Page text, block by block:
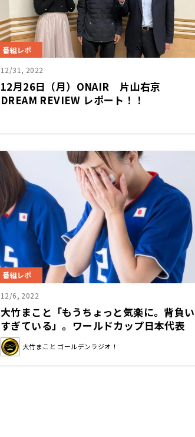
番組レポ
12/31, 2022
12月26日（月）ONAIR 片山右京
DREAM REVIEW レポート！！
番組レポ
12/6, 2022
大竹まこと「もうちょっと気楽に。背負い
すぎている」。ワールドカップ日本代表
をねぎらう
大竹まこと ゴールデンラジオ！